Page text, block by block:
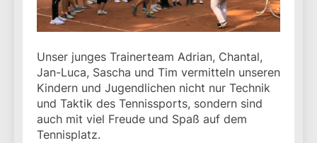
Unser junges Trainerteam Adrian, Chantal,
Jan-Luca, Sascha und Tim vermitteln unseren
Kindern und Jugendlichen nicht nur Technik
und Taktik des Tennissports, sondern sind
auch mit viel Freude und Spaß auf dem
Tennisplatz.